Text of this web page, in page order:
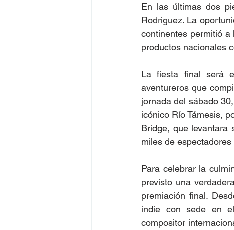
En las últimas dos
Rodriguez. La
continentes permitió
productos nacionales
La fiesta final será
aventureros que
jornada del sábado
icónico Río Támesis,
Bridge, que levantara
miles de
Para celebrar la
previsto una
premiación final.
indie con sede en
compositor